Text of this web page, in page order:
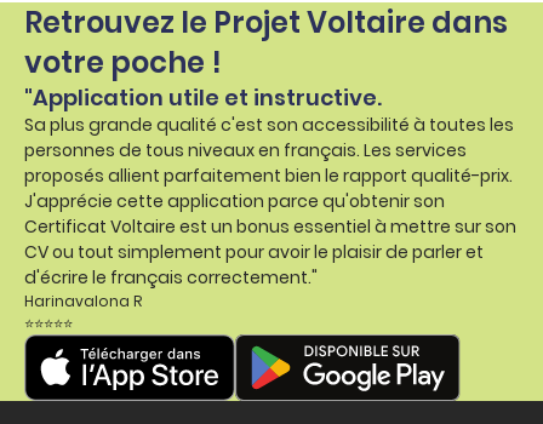
Retrouvez le Projet Voltaire dans
votre poche !
"Application utile et instructive.
Sa plus grande qualité c'est son accessibilité à toutes les
personnes de tous niveaux en français. Les services
proposés allient parfaitement bien le rapport qualité-prix.
J'apprécie cette application parce qu'obtenir son
Certificat Voltaire est un bonus essentiel à mettre sur son
CV ou tout simplement pour avoir le plaisir de parler et
d'écrire le français correctement."
Harinavalona R
⭐⭐⭐⭐⭐